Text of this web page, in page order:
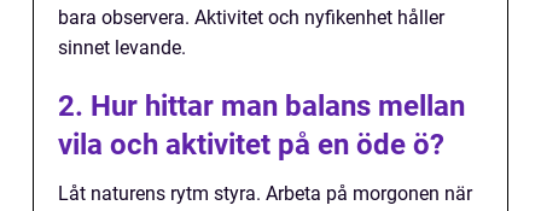
bara observera. Aktivitet och nyfikenhet håller
sinnet levande.
2. Hur hittar man balans mellan
vila och aktivitet på en öde ö?
Låt naturens rytm styra. Arbeta på morgonen när